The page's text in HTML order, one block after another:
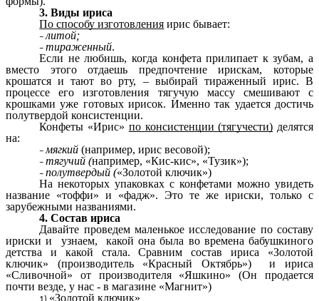
3. Виды ириса
По способу изготовления ирис бывает:
литой;
тираженный.
Если не любишь, когда конфета прилипает к зубам, а
вместо этого отдаешь предпочтение ирискам, которые
крошатся и тают во рту, – выбирай тираженный ирис. В
процессе его изготовления тягучую массу смешивают с
крошками уже готовых ирисок. Именно так удается достичь
полутвердой консистенции.
Конфеты «Ирис» по консистенции (тягучести) делятся
на:
мягкий(например, ирис весовой);
тягучий (например, «Кис-кис», «Тузик»);
полутвердый («Золотой ключик»)
На некоторых упаковках с конфетами можно увидеть
название «тоффи» и «фадж». Это те же ириски, только с
зарубежными названиями.
4. Состав ириса
Давайте проведем маленькое исследование по составу
ириски и узнаем, какой она была во времена бабушкиного
детства и какой стала. Сравним состав ириса «Золотой
ключик» (производитель «Красный Октябрь») и ириса
«Сливочной» от производителя «Яшкино» (Он продается
почти везде, у нас - в магазине «Магнит»)
«Золотой ключик»